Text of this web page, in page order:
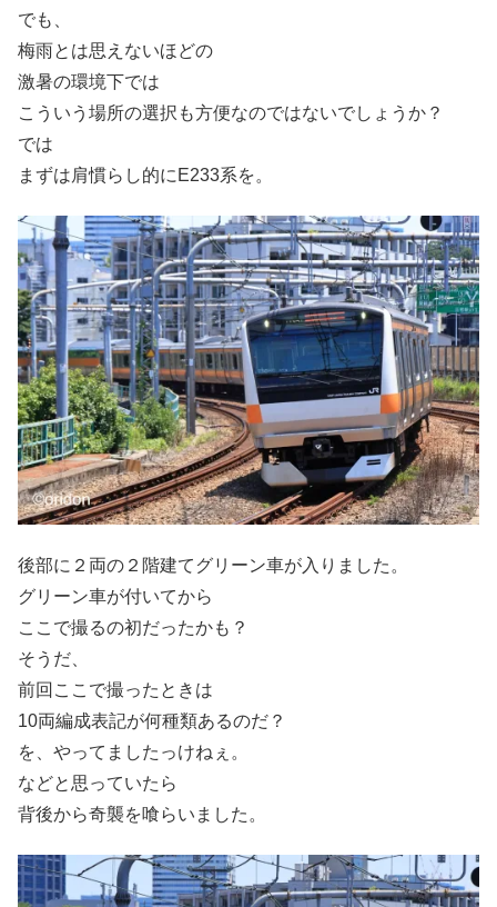
でも、
梅雨とは思えないほどの
激暑の環境下では
こういう場所の選択も方便なのではないでしょうか？
では
まずは肩慣らし的にE233系を。
後部に２両の２階建てグリーン車が入りました。
グリーン車が付いてから
ここで撮るの初だったかも？
そうだ、
前回ここで撮ったときは
10両編成表記が何種類あるのだ？
を、やってましたっけねぇ。
などと思っていたら
背後から奇襲を喰らいました。